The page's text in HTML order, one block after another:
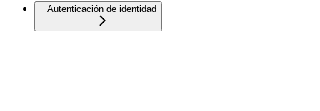
Autenticación de identidad